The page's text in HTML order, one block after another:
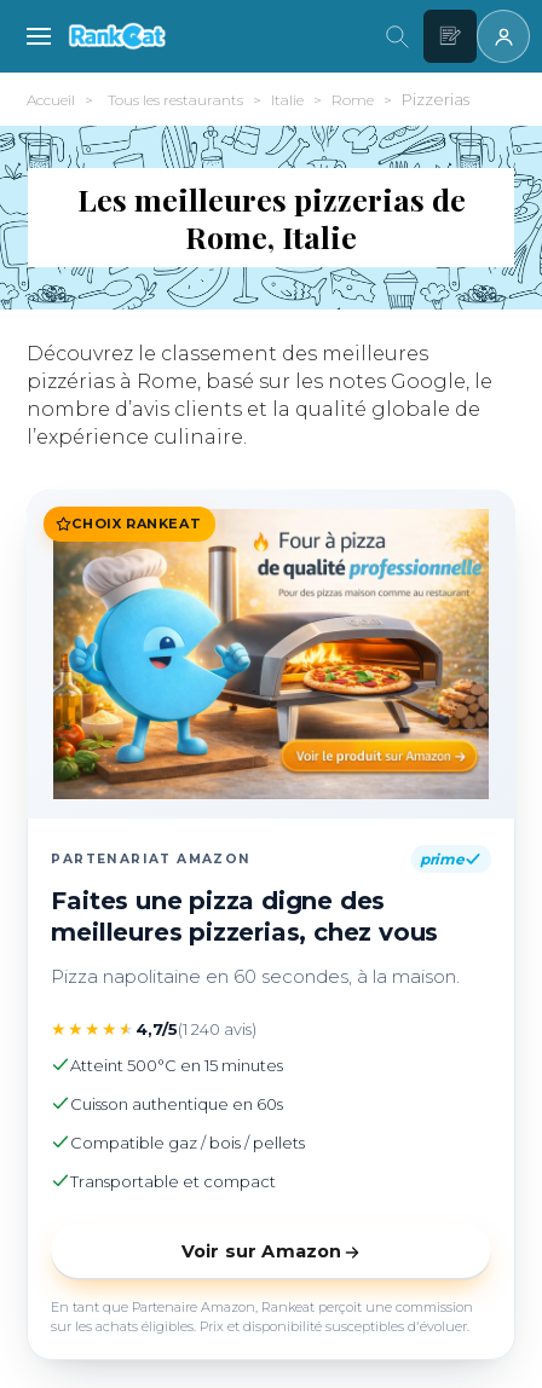
Accueil Tous les restaurants Italie Rome Pizzerias
Les meilleures pizzerias de
Rome, Italie
Découvrez le classement des meilleures
pizzérias à Rome, basé sur les notes Google, le
nombre d’avis clients et la qualité globale de
l’expérience culinaire.
CHOIX RANKEAT
PARTENARIAT AMAZON prime
Faites une pizza digne des
meilleures pizzerias, chez vous
Pizza napolitaine en 60 secondes, à la maison.
★★★★★ 4,7/5(1 240 avis)
Atteint 500°C en 15 minutes
Cuisson authentique en 60s
Compatible gaz / bois / pellets
Transportable et compact
Voir sur Amazon
En tant que Partenaire Amazon, Rankeat perçoit une commission
sur les achats éligibles. Prix et disponibilité susceptibles d'évoluer.